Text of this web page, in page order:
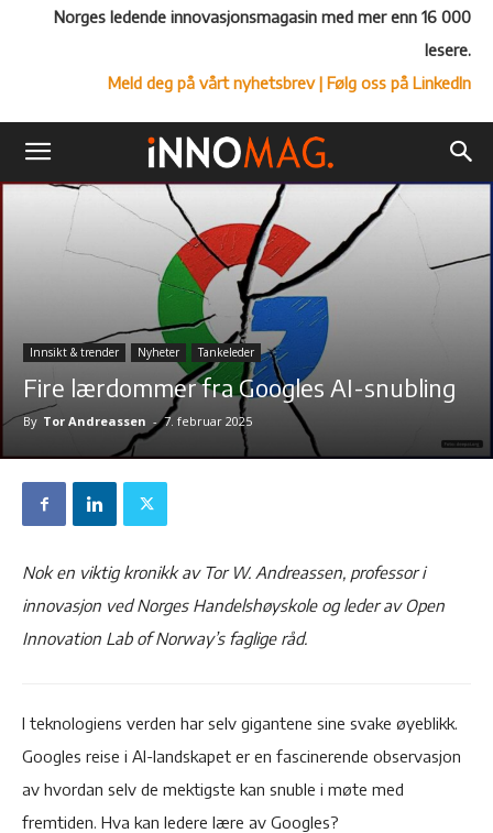
Norges ledende innovasjonsmagasin med mer enn 16 000
lesere.
Meld deg på vårt nyhetsbrev| Følg oss på LinkedIn
Innsikt & trender Nyheter Tankeleder
Fire lærdommer fra Googles AI-snubling
By Tor Andreassen - 7. februar 2025
Nok en viktig kronikk av Tor W. Andreassen, professor i
innovasjon ved Norges Handelshøyskole og leder av Open
Innovation Lab of Norway’s faglige råd.
I teknologiens verden har selv gigantene sine svake øyeblikk.
Googles reise i AI-landskapet er en fascinerende observasjon
av hvordan selv de mektigste kan snuble i møte med
fremtiden. Hva kan ledere lære av Googles?